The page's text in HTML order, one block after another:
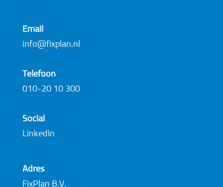
Email
info@fixplan.nl
Telefoon
010-20 10 300
Social
LinkedIn
Adres
FixPlan B.V.